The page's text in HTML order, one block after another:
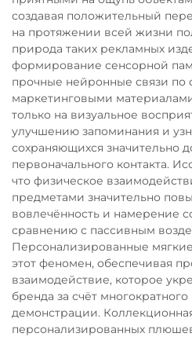
создавая положительный
на протяжении всей жизни
природа таких рекламных
формирование сенсорной
прочные нейронные связи по
маркетинговыми
только на визуальное
улучшению запоминания и
сохраняющихся значительно
первоначального контакта.
что физическое
предметами значительно
вовлечённость и намерение
сравнению с пассивным
Персонализированные
этот феномен, обеспечивая
взаимодействие, которое
бренда за счёт
демонстрации.
персонализированных